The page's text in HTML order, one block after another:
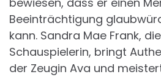
Beeinträchtigung
kann. Sandra Mae Frank,
Schauspielerin, bringt
der Zeugin Ava und